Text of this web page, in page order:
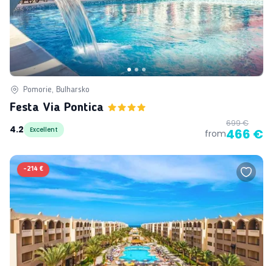
Pomorie, Bulharsko
Festa Via Pontica
4.2
Excellent from
699 €
466 €
-214 €